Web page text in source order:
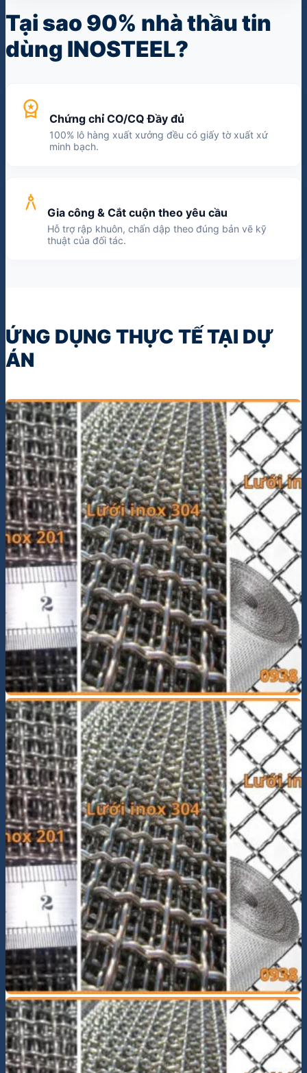
Tại sao 90% nhà thầu tin
dùng INOSTEEL?
workspace_premium Chứng chỉ CO/CQ Đầy đủ
100% lô hàng xuất xưởng đều có giấy tờ xuất xứ
minh bạch.
architecture Gia công & Cắt cuộn theo yêu cầu
Hỗ trợ rập khuôn, chấn dập theo đúng bản vẽ kỹ
thuật của đối tác.
ỨNG DỤNG THỰC TẾ TẠI DỰ
ÁN